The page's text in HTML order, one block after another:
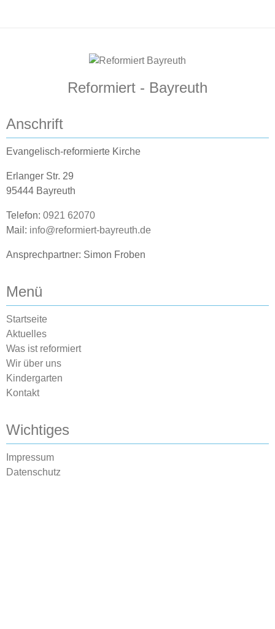
Reformiert - Bayreuth
Anschrift
Evangelisch-reformierte Kirche
Erlanger Str. 29
95444 Bayreuth
Telefon: 0921 62070
Mail: info@reformiert-bayreuth.de
Ansprechpartner: Simon Froben
Menü
Startseite
Aktuelles
Was ist reformiert
Wir über uns
Kindergarten
Kontakt
Wichtiges
Impressum
Datenschutz